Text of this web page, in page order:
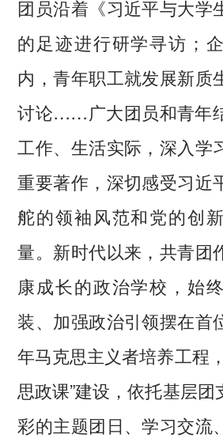
团员沿着《习近平与大学
的足迹进行研学寻访；
内，青年职工就发展新质
讨论……广大团员和青年
工作、生活实际，深入学
重要著作，深切感受习近
舵的领袖风范和党的创
量。新时代以来，共青团
康成长的政治学校，始
装、加强政治引领摆在首
年马克思主义者培养工程
思政课”建设，依托基层团
彩的主题团日、学习交流